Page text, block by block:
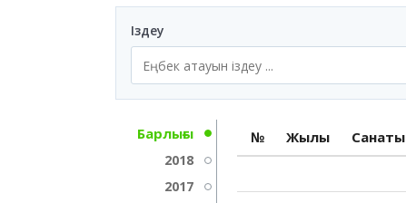
Іздеу
Барлығы
2018
2017
№ Жылы Санаты